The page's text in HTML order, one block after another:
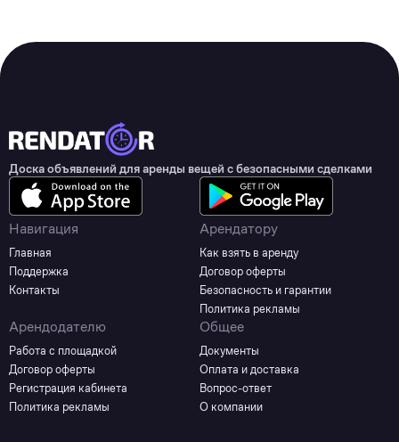
Доска объявлений для аренды вещей с безопасными сделками
Навигация
Главная
Поддержка
Контакты
Арендатору
Как взять в аренду
Договор оферты
Безопасность и гарантии
Политика рекламы
Арендодателю
Работа с площадкой
Договор оферты
Регистрация кабинета
Политика рекламы
Общее
Документы
Оплата и доставка
Вопрос-ответ
О компании